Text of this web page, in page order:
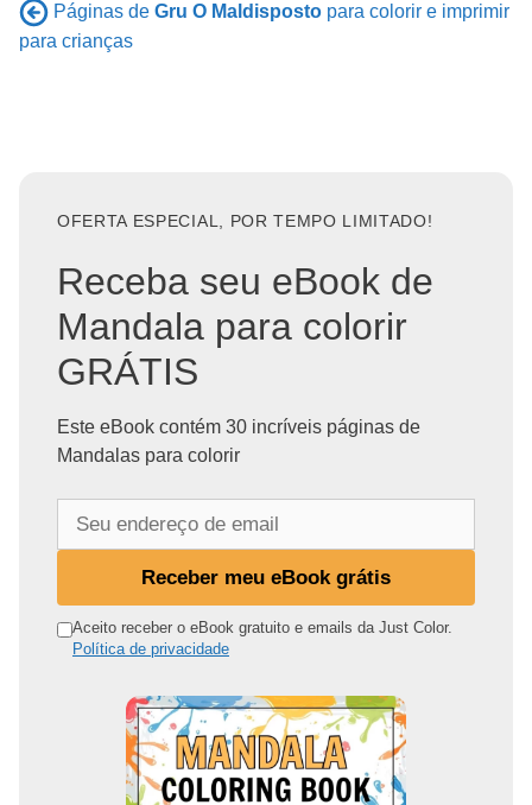
Páginas de Gru O Maldisposto para colorir e imprimir
para crianças
OFERTA ESPECIAL, POR TEMPO LIMITADO!
Receba seu eBook de
Mandala para colorir
GRÁTIS
Este eBook contém 30 incríveis páginas de
Mandalas para colorir
n
Receber meu eBook grátis
Aceito receber o eBook gratuito e emails da Just Color.
Política de privacidade